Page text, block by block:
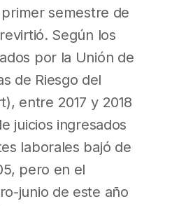
semestre de
Según los
por la Unión de
de Riesgo del
entre 2017 y 2018
juicios ingresados
laborales bajó de
pero en el
junio de este año